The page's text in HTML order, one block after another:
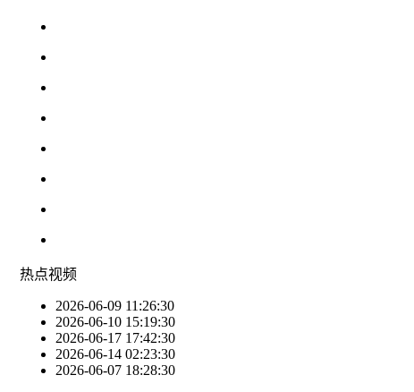
热点视频
2026-06-09 11:26:30
2026-06-10 15:19:30
2026-06-17 17:42:30
2026-06-14 02:23:30
2026-06-07 18:28:30